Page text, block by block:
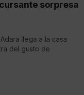
sorpresa
llega a la casa
del gusto de